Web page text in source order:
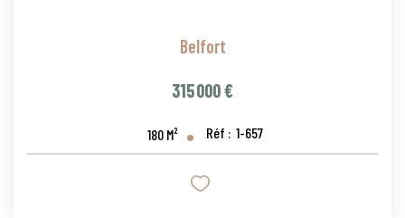
Belfort
315 000 €
180 M² Réf : 1-657